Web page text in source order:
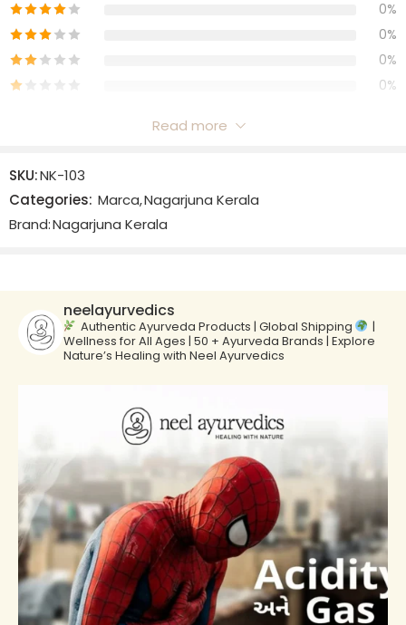
0%
0%
0%
0%
There are no reviews yet.
Read more
SKU:NK-103
Categories: Marca,Nagarjuna Kerala
Brand:Nagarjuna Kerala
neelayurvedics
Authentic Ayurveda Products | Global Shipping
|
Wellness for All Ages | 50 + Ayurveda Brands | Explore
Nature’s Healing with Neel Ayurvedics